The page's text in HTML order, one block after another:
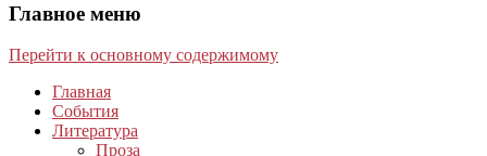
Главное меню
Перейти к основному содержимому
Главная
События
Литература
Проза